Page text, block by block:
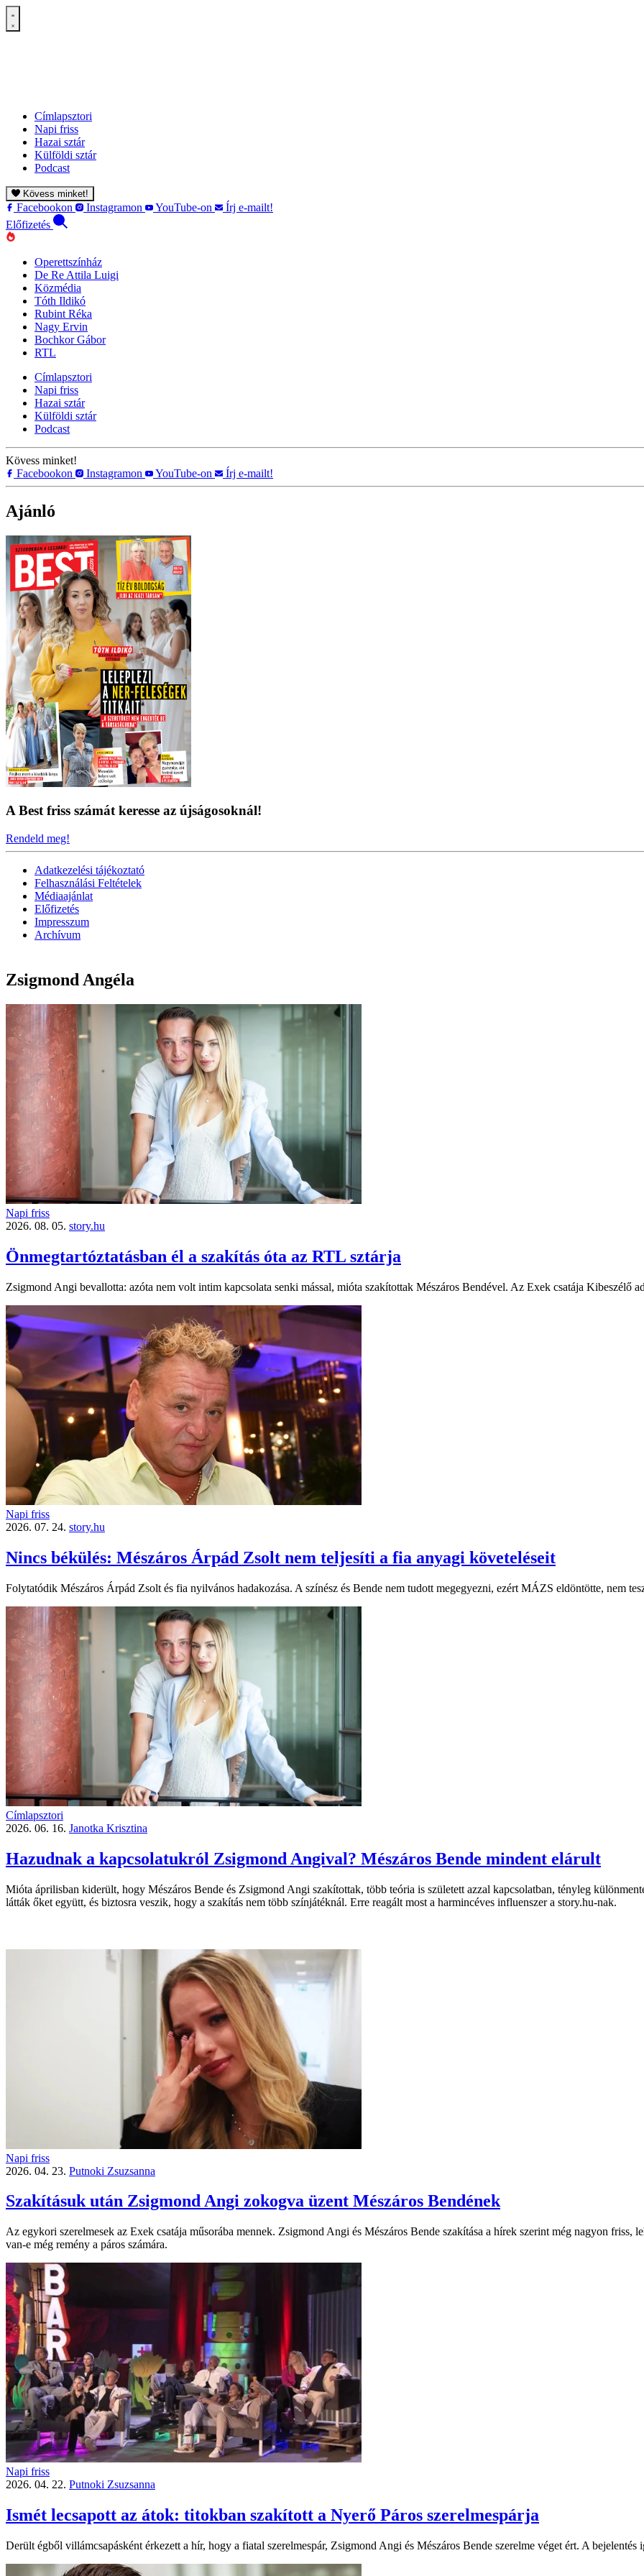
Címlapsztori
Napi friss
Hazai sztár
Külföldi sztár
Podcast
Kövess minket!
Facebookon Instagramon YouTube-on
Írj e-mailt!
Előfizetés
Operettszínház
De Re Attila Luigi
Közmédia
Tóth Ildikó
Rubint Réka
Nagy Ervin
Bochkor Gábor
RTL
Címlapsztori
Napi friss
Hazai sztár
Külföldi sztár
Podcast
Kövess minket!
Facebookon
Instagramon YouTube-on Írj e-mailt!
Ajánló
A Best friss számát keresse az újságosoknál!
Rendeld meg!
Adatkezelési tájékoztató
Felhasználási Feltételek
Médiaajánlat
Előfizetés
Impresszum
Archívum
Zsigmond Angéla
Napi friss
2026. 08. 05. story.hu
Önmegtartóztatásban él a szakítás óta az RTL sztárja
Zsigmond Angi bevallotta: azóta nem volt intim kapcsolata senki mással, mióta szakítottak Mészáros Bendével. Az Exek csatája Kibeszélő
Napi friss
2026. 07. 24. story.hu
Nincs békülés: Mészáros Árpád Zsolt nem teljesíti a fia anyagi követeléseit
Folytatódik Mészáros Árpád Zsolt és fia nyilvános hadakozása. A színész és Bende nem tudott megegyezni, ezért MÁZS eldöntötte, nem
Címlapsztori
2026. 06. 16. Janotka Krisztina
Hazudnak a kapcsolatukról Zsigmond Angival? Mészáros Bende mindent elárult
Mióta áprilisban kiderült, hogy Mészáros Bende és Zsigmond Angi szakítottak, több teória is született azzal kapcsolatban, tényleg
látták őket együtt, és biztosra veszik, hogy a szakítás nem több színjátéknál. Erre reagált most a harmincéves influenszer a story.hu-nak.
Napi friss
2026. 04. 23. Putnoki Zsuzsanna
Szakításuk után Zsigmond Angi zokogva üzent Mészáros Bendének
Az egykori szerelmesek az Exek csatája műsorába mennek. Zsigmond Angi és Mészáros Bende szakítása a hírek szerint még nagyon friss,
van-e még remény a páros számára.
Napi friss
2026. 04. 22. Putnoki Zsuzsanna
Ismét lecsapott az átok: titokban szakított a Nyerő Páros szerelmespárja
Derült égből villámcsapásként érkezett a hír, hogy a fiatal szerelmespár, Zsigmond Angi és Mészáros Bende szerelme véget ért. A